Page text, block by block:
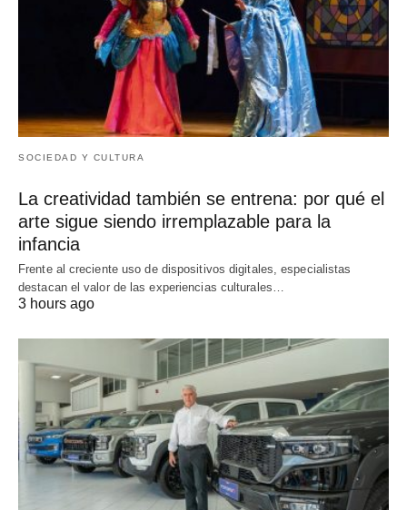
SOCIEDAD Y CULTURA
La creatividad también se entrena: por qué el
arte sigue siendo irremplazable para la
infancia
Frente al creciente uso de dispositivos digitales, especialistas
destacan el valor de las experiencias culturales…
3 hours ago